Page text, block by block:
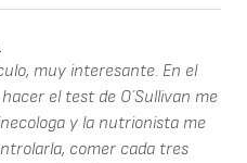
muy interesante. En el
el test de O´Sullivan me
y la nutrionista me
comer cada tres